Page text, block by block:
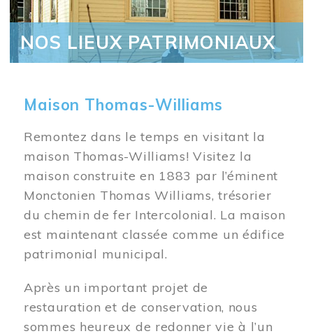
NOS LIEUX PATRIMONIAUX
Maison Thomas-Williams
Remontez dans le temps en visitant la
maison Thomas-Williams! Visitez la
maison construite en 1883 par l’éminent
Monctonien Thomas Williams, trésorier
du chemin de fer Intercolonial. La maison
est maintenant classée comme un édifice
patrimonial municipal.
Après un important projet de
restauration et de conservation, nous
sommes heureux de redonner vie à l’un